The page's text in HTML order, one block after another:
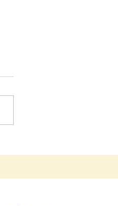
グ®︎伐採業務‼️ 🪵🍶🧂